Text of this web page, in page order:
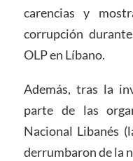
carencias y
corrupción
OLP en Líbano.
Además, tras la
parte de las
Nacional Libanés
derrumbaron de la